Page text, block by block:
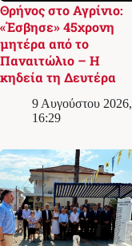
Θρήνος στο Αγρίνιο:
«Έσβησε» 45χρονη
μητέρα από το
Παναιτώλιο – Η
κηδεία τη Δευτέρα
9 Αυγούστου 2026,
16:29